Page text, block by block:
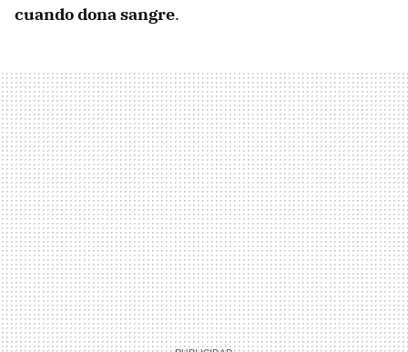
cuando dona sangre.